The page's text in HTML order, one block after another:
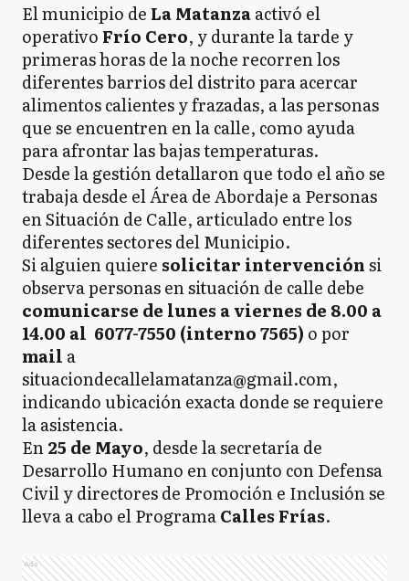
El municipio de La Matanzaactivó el
operativo Frío Cero, y durante la tarde y
primeras horas de la noche recorren los
diferentes barrios del distrito para acercar
alimentos calientes y frazadas, a las personas
que se encuentren en la calle, como ayuda
para afrontar las bajas temperaturas.
Desde la gestión detallaron que todo el año se
trabaja desde el Área de Abordaje a Personas
en Situación de Calle, articulado entre los
diferentes sectores del Municipio.
Si alguien quiere solicitar intervenciónsi
observa personas en situación de calle debe
comunicarse de lunes a viernes de 8.00 a
14.00 al 6077-7550 (interno 7565) o por
mail a
situaciondecallelamatanza@gmail.com,
indicando ubicación exacta donde se requiere
la asistencia.
En25 de Mayo, desde la secretaría de
Desarrollo Humano en conjunto con Defensa
Civil y directores de Promoción e Inclusión se
lleva a cabo el ProgramaCalles Frías.
Ads